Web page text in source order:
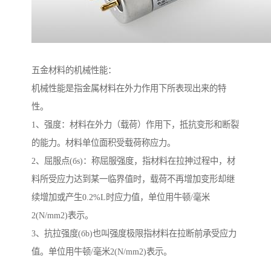
五金材料的机械性能：
机械性能是指金属材料在外力作用下所表现出来的特
性。
1、强度：材料在外力（载荷）作用下，抵抗变形和断裂
的能力。材料单位面积受载荷称应力。
2、屈服点(бs)：称屈服强度，指材料在拉抻过程中，材
料所受应力达到某一临界值时，载荷不再增加变形却继
续增加或产生0.2%L时应力值，单位用牛顿/毫米
2(N/mm2)表示。
3、抗拉强度(бb)也叫强度极限指材料在拉断前承受应力
值。单位用牛顿/毫米2(N/mm2)表示。